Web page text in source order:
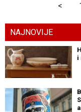
<
NAJNOVIJE
i